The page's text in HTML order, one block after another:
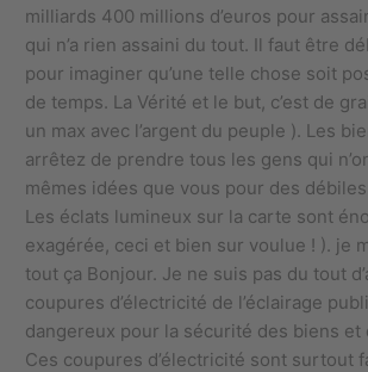
milliards 400 millions d’euros pour
qui n’a rien assaini du tout. Il faut être
pour imaginer qu’une telle chose soit
de temps. La Vérité et le but, c’est de
un max avec l’argent du peuple ). Les
arrêtez de prendre tous les gens qui
mêmes idées que vous pour des
Les éclats lumineux sur la carte sont
exagérée, ceci et bien sur voulue ! ). je
tout ça Bonjour. Je ne suis pas du tout
coupures d’électricité de l’éclairage
dangereux pour la sécurité des biens et
Ces coupures d’électricité sont surtout